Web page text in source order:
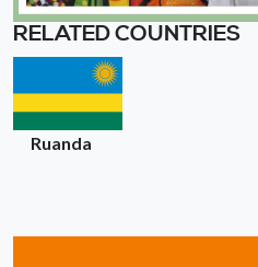
RELATED COUNTRIES
Ruanda